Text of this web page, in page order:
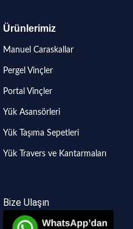
Ürünlerimiz
Manuel Caraskallar
Pergel Vinçler
Portal Vinçler
Yük Asansörleri
Yük Taşıma Sepetleri
Yük Travers ve Kantarmaları
Bize Ulaşın